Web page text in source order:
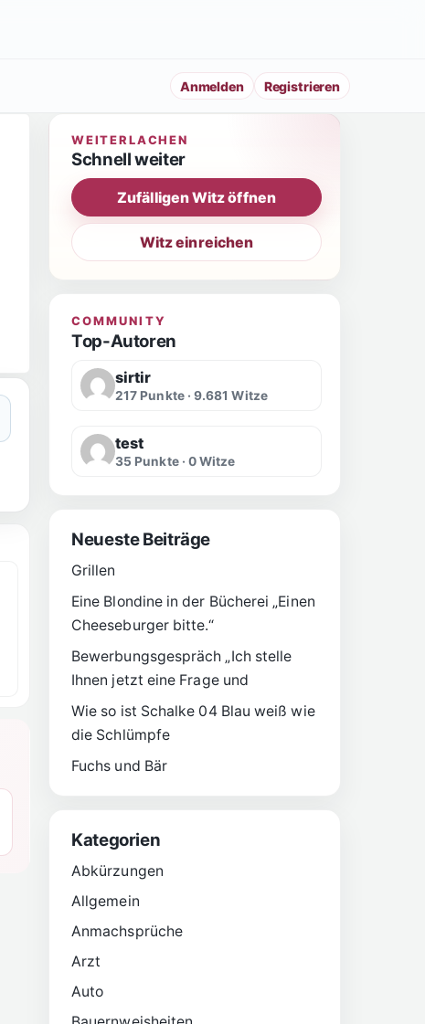
Anmelden Registrieren
WEITERLACHEN
Schnell weiter
Zufälligen Witz öffnen
Witz einreichen
COMMUNITY
Top-Autoren
sirtir
217 Punkte · 9.681 Witze
test
35 Punkte · 0 Witze
Neueste Beiträge
Grillen
Eine Blondine in der Bücherei „Einen
Cheeseburger bitte.“
Bewerbungsgespräch „Ich stelle
Ihnen jetzt eine Frage und
Wie so ist Schalke 04 Blau weiß wie
die Schlümpfe
Fuchs und Bär
Kategorien
Abkürzungen
Allgemein
Anmachsprüche
Arzt
Auto